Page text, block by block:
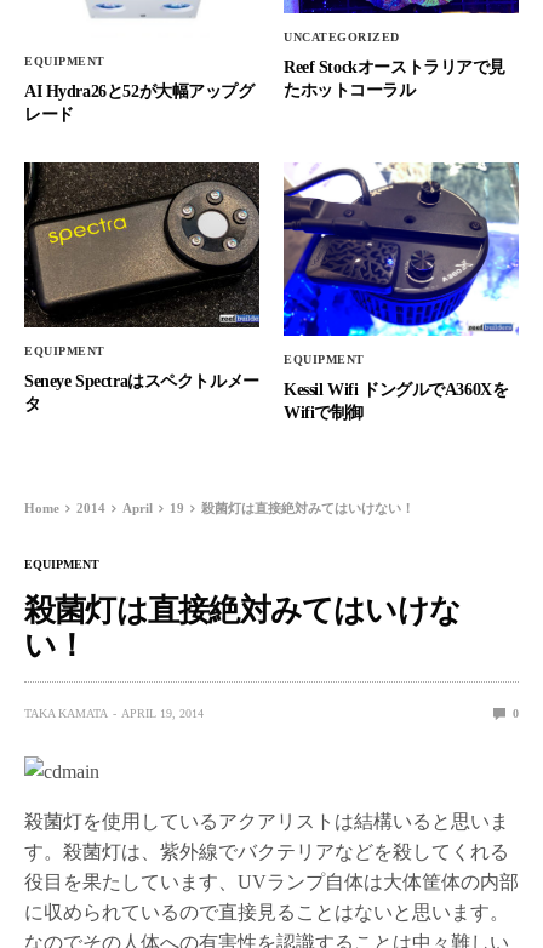
EQUIPMENT
AI Hydra26と52が大幅アップグ
レード
UNCATEGORIZED
Reef Stockオーストラリアで見
たホットコーラル
EQUIPMENT
Seneye Spectraはスペクトルメー
タ
EQUIPMENT
Kessil Wifi ドングルでA360Xを
Wifiで制御
Home 2014 April 19 殺菌灯は直接絶対みてはいけない！
EQUIPMENT
殺菌灯は直接絶対みてはいけな
い！
TAKA KAMATA APRIL 19, 2014 0
殺菌灯を使用しているアクアリストは結構いると思いま
す。殺菌灯は、紫外線でバクテリアなどを殺してくれる
役目を果たしています、UVランプ自体は大体筐体の内部
に収められているので直接見ることはないと思います。
なのでその人体への有害性を認識することは中々難しい